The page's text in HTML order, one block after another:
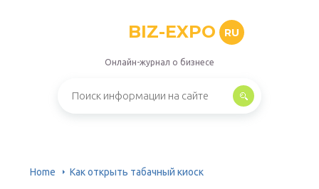
BIZ-EXPO RU
Онлайн-журнал о бизнесе
Home Как открыть табачный киоск